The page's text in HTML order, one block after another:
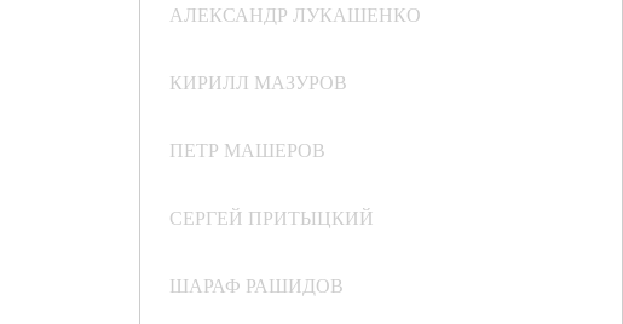
АЛЕКСАНДР ЛУКАШЕНКО
КИРИЛЛ МАЗУРОВ
ПЕТР МАШЕРОВ
СЕРГЕЙ ПРИТЫЦКИЙ
ШАРАФ РАШИДОВ